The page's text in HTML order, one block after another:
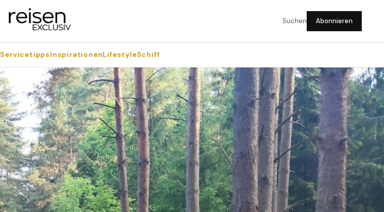
Suchen Abonnieren
ServicetippsInspirationenLifestyleSchiff